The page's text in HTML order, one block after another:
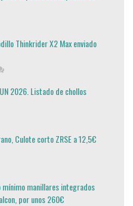
Thinkrider X2 Max enviado
2026. Listado de chollos
Culote corto ZRSE a 12,5€
manillares integrados
por unos 260€